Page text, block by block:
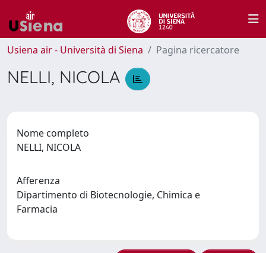
Usiena air - Università di Siena Pagina ricercatore
NELLI, NICOLA
Nome completo
NELLI, NICOLA
Afferenza
Dipartimento di Biotecnologie, Chimica e
Farmacia